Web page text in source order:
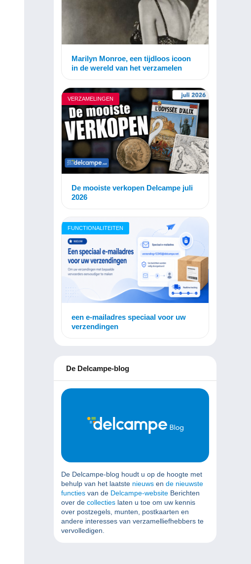
Marilyn Monroe, een tijdloos icoon
in de wereld van het verzamelen
VERZAMELINGEN
De mooiste verkopen Delcampe juli
2026
FUNCTIONALITEITEN
een e-mailadres speciaal voor uw
verzendingen
De Delcampe-blog
De Delcampe-blog houdt u op de hoogte met
behulp van het laatste nieuws en de nieuwste
functies van de Delcampe-website Berichten
over de collecties laten u toe om uw kennis
over postzegels, munten, postkaarten en
andere interesses van verzamelliefhebbers te
vervolledigen.